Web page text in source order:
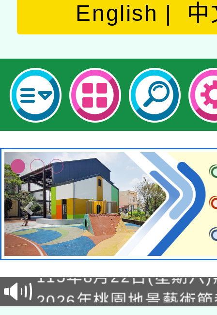
English 中
轉知經濟部水利署委託
用水績優單位及節水達
桃園市孔廟祈福系列
2026年桃園地景藝術